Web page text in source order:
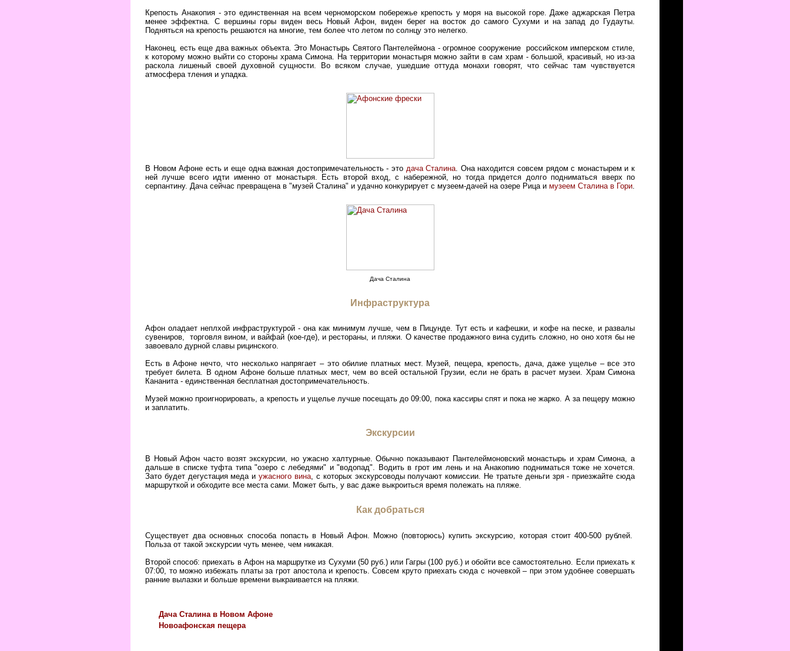
Крепость Анакопия - это единственная на всем черноморском побережье крепость у моря на высокой горе. Даже аджарская Петра
менее эффектна. С вершины горы виден весь Новый Афон, виден берег на восток до самого Сухуми и на запад до Гудауты.
Подняться на крепость решаются на многие, тем более что летом по солнцу это нелегко.
Наконец, есть еще два важных объекта. Это Монастырь Святого Пантелеймона - огромное сооружение российском имперском стиле,
к которому можно выйти со стороны храма Симона. На территории монастыря можно зайти в сам храм - большой, красивый, но из-за
раскола лишеный своей духовной сущности. Во всяком случае, ушедшие оттуда монахи говорят, что сейчас там чувствуется
атмосфера тления и упадка.
В Новом Афоне есть и еще одна важная достопримечательность - это дача Сталина . Она находится совсем рядом с монастырем и к
ней лучше всего идти именно от монастыря. Есть второй вход, с набережной, но тогда придется долго подниматься вверх по
серпантину. Дача сейчас превращена в "музей Сталина" и удачно конкурирует с музеем-дачей на озере Рица и музеем Сталина в Гори
Дача Сталина
Инфраструктура
Афон оладает неплхой инфраструктурой - она как минимум лучше, чем в Пицунде. Тут есть и кафешки, и кофе на песке, и развалы
сувениров, торговля вином, и вайфай (кое-где), и рестораны, и пляжи. О качестве продажного вина судить сложно, но оно хотя бы не
завоевало дурной славы рицинского.
Есть в Афоне нечто, что несколько напрягает – это обилие платных мест. Музей, пещера, крепость, дача, даже ущелье – все это
требует билета. В одном Афоне больше платных мест, чем во всей остальной Грузии, если не брать в расчет музеи. Храм Симона
Кананита - единственная бесплатная достопримечательность.
Музей можно проигнорировать, а крепость и ущелье лучше посещать до 09:00, пока кассиры спят и пока не жарко. А за пещеру можно
и заплатить.
Экскурсии
В Новый Афон часто возят экскурсии, но ужасно халтурные. Обычно показывают Пантелеймоновский монастырь и храм Симона, а
дальше в списке туфта типа "озеро с лебедями" и "водопад". Водить в грот им лень и на Анакопию подниматься тоже не хочется.
Зато будет дегустация меда иужасного вина , с которых экскурсоводы получают комиссии. Не тратьте деньги зря - приезжайте сюда
маршруткой и обходите все места сами. Может быть, у вас даже выкроиться время полежать на пляже.
Как добраться
Существует два основных способа попасть в Новый Афон. Можно (повторюсь) купить экскурсию, которая стоит 400-500 рублей.
Польза от такой экскурсии чуть менее, чем никакая.
Второй способ: приехать в Афон на маршрутке из Сухуми (50 руб.) или Гагры (100 руб.) и обойти все самостоятельно. Если приехать к
07:00, то можно избежать платы за грот апостола и крепость. Совсем круто приехать сюда с ночевкой – при этом удобнее совершать
ранние вылазки и больше времени выкраивается на пляжи.
Дача Сталина в Новом Афоне
Новоафонская пещера